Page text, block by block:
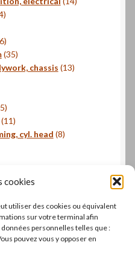
cookies
utiliser des cookies ou équivalent
sur votre terminal afin
personnelles telles que :
pouvez vous y opposer en
24
26
produits
3535
produits
chassis 1313
15
produits
1111
produits
cyl. head 88
produits
rings 3
produits
2
produitstransmission 11
transmission